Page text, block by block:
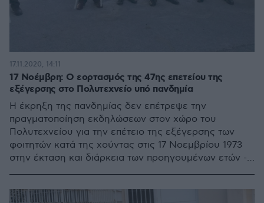
17 Νοέμβρη: Ο εορτασμός της 47ης επετείου της
εξέγερσης στο Πολυτεχνείο υπό πανδημία
Η έκρηξη της πανδημίας δεν επέτρεψε την
πραγματοποίηση εκδηλώσεων στον χώρο του
Πολυτεχνείου για την επέτειο της εξέγερσης των
φοιτητών κατά της χούντας στις 17 Νοεμβρίου 1973
στην έκταση και διάρκεια των προηγουμένων ετών -
διαδικτύου με ομιλίες του πρύτανη Ανδρέα
17.11.2020, 14:11